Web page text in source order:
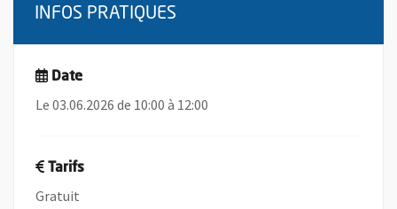
INFOS PRATIQUES
Date
Le 03.06.2026 de 10:00 à 12:00
Tarifs
Gratuit